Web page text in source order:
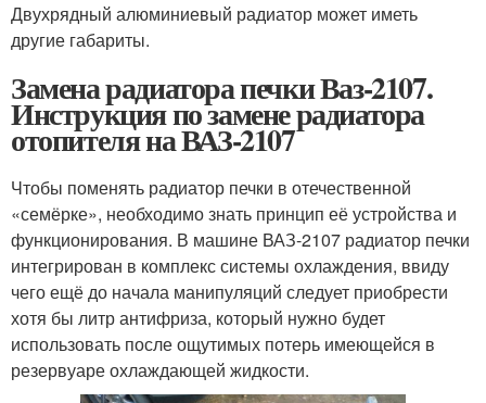
Двухрядный алюминиевый радиатор может иметь
другие габариты.
Замена радиатора печки Ваз-2107.
Инструкция по замене радиатора
отопителя на ВАЗ-2107
Чтобы поменять радиатор печки в отечественной
«семёрке», необходимо знать принцип её устройства и
функционирования. В машине ВАЗ-2107 радиатор печки
интегрирован в комплекс системы охлаждения, ввиду
чего ещё до начала манипуляций следует приобрести
хотя бы литр антифриза, который нужно будет
использовать после ощутимых потерь имеющейся в
резервуаре охлаждающей жидкости.